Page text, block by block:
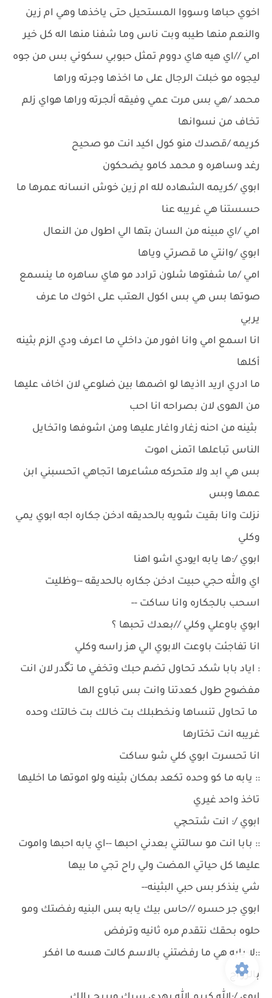
اخوي حباها وسووا المستحيل حتى ياخذها وهي ام زين
والنعم منها طيبه وبت ناس وما شفنا منها اله كل خير
امي //اي هيه هاي دووم تمثل حبوبي سكوني بس من جوه
ليجوه مو خبلت الرجال على ما اخذها وجرته وراها
محمد /هي بس مرت عمي وفيقه ألجرته وراها هواي زلم
تخاف من نسوانها
كريمه /قصدك منو كول اكيد انت مو صحيح
رغد وساهره و محمد كامو يضحكون
ابوي /كريمه الشهاده لله ام زين خوش انسانه عمرها ما
حسستنا هي غريبه عنا
امي /اي مبينه من السان بتها الي اطول من النعال
ابوي /وانتي ما قصرتي وياها
امي /ما شفتوها شلون ترادد مو هاي ساهره ما ينسمع
صوتها بس هي بس اكول العتب على اخوك ما عرف
يربي
انا اسمع امي وانا افور من داخلي ما اعرف ودي الزم بثينه
أكلها
ما ادري اريد ااذيها لو اضمها بين ضلوعي لان اخاف عليها
من الهوى لان بصراحه انا احب
بثينه من احنه زغار واغار عليها ومن اشوفها واتخايل
الناس تباعلها اتمنى اموت
بس هي ابد ولا متحركه مشاعرها اتجاهي اتحسبني ابن
عمها وبس
نزلت وانا بقيت شويه بالحديقه ادخن جكاره اجه ابوي يمي
وكلي
ابوي /:ها يابه ايودي اشو اهنا
اي والله حجي حبيت ادخن جكاره بالحديقه --وظليت
اسحب بالجكاره وانا ساكت --
ابوي باوعلي وكلي //بعدك تحبها ؟
انا تفاجئت باوعت الابوي الي هز راسه وكلي
: اياد بابا شكد تحاول تضم حبك وتخفي ما تگدر لان انت
مفضوح طول كعدتنا وانت بس تباوع الها
ما تحاول تنساها ونخطبلك بت خالك بت خالتك وحده
غريبه انت تختارها
انا تحسرت ابوي كلي شو ساكت
:: يابه ما كو وحده تكعد بمكان بثينه ولو اموتها ما اخليها
تاخذ واحد غيري
ابوي /: انت شتحچي
:: بابا انت مو سالتني بعدني احبها --اي يابه احبها واموت
عليها كل حياتي المضت ولي راح تجي ما بيها
شي ينذكر بس حبي البثينه--
ابوي جر حسره //حاس بيك يابه بس البنيه رفضتك ومو
حلوه بحقك نتقدم مره ثانيه وترفض
::لا يابه هي ما رفضتني بالاسم كالت هسه ما افكر
بالزواج